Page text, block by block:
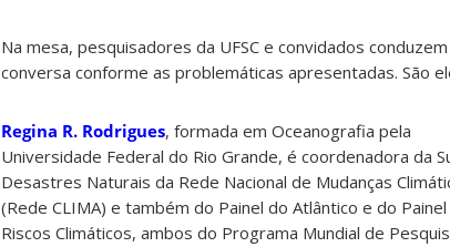
Na mesa, pesquisadores da UFSC e convidados conduzem
conversa conforme as problemáticas apresentadas. São
Regina R. Rodrigues, formada em Oceanografia pela
Universidade Federal do Rio Grande, é coordenadora da
Desastres Naturais da Rede Nacional de Mudanças
(Rede CLIMA) e também do Painel do Atlântico e do
Riscos Climáticos, ambos do Programa Mundial de